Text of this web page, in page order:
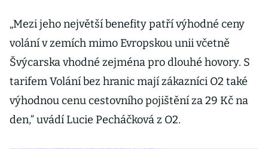
„Mezi jeho největší benefity patří výhodné ceny
volání v zemích mimo Evropskou unii včetně
Švýcarska vhodné zejména pro dlouhé hovory. S
tarifem Volání bez hranic mají zákazníci O2 také
výhodnou cenu cestovního pojištění za 29 Kč na
den,“ uvádí Lucie Pecháčková z O2.